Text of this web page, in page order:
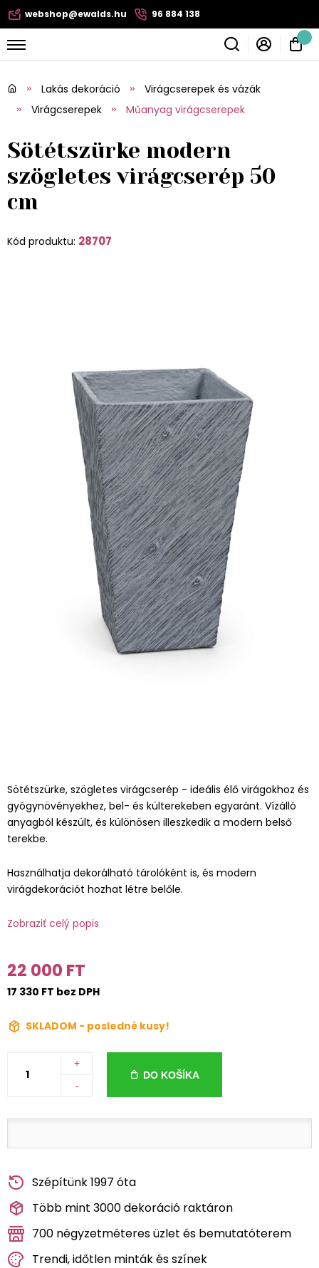
webshop@ewalds.hu 96 884 138
Lakás dekoráció
Virágcserepek és vázák
Virágcserepek
Műanyag virágcserepek
Sötétszürke modern
szögletes virágcserép 50
cm
Kód produktu: 28707
Sötétszürke, szögletes virágcserép - ideális élő virágokhoz és
gyógynövényekhez, bel- és külterekeben egyaránt. Vízálló
anyagból készült, és különösen illeszkedik a modern belső
terekbe.
Használhatja dekorálható tárolóként is, és modern
virágdekorációt hozhat létre belőle.
Zobraziť celý popis
22 000 FT
17 330 FT bez DPH
SKLADOM - posledné kusy!
+
-
DO KOŠÍKA
Szépítünk 1997 óta
Több mint 3000 dekoráció raktáron
700 négyzetméteres üzlet és bemutatóterem
Trendi, időtlen minták és színek